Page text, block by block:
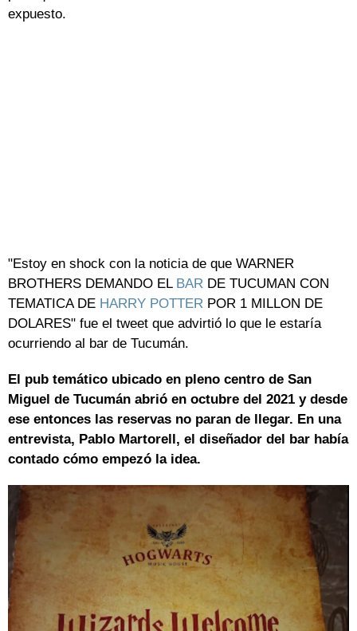
expuesto.
"Estoy en shock con la noticia de que WARNER
BROTHERS DEMANDO EL BAR DE TUCUMAN CON
TEMATICA DE HARRY POTTER POR 1 MILLON DE
DOLARES" fue el tweet que advirtió lo que le estaría
ocurriendo al bar de Tucumán.
El pub temático ubicado en pleno centro de San
Miguel de Tucumán abrió en octubre del 2021 y desde
ese entonces las reservas no paran de llegar. En una
entrevista, Pablo Martorell, el diseñador del bar había
contado cómo empezó la idea.